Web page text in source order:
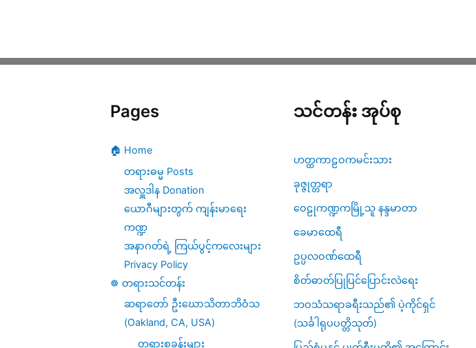
Pages
🏠 Home
တရားဓမ္မ Posts
အလှူဒါန Donation
ယောဂီများတွက် ကျန်းမာရေး
ကဏ္ဍ
အနာဂတ်ရဲ့ ကြယ်ပွင့်ကလေးများ
Privacy Policy
☸️ တရားသင်တန်း
ဆရာတော် ဦးဃောသိတာဘိဝံသ
(Oakland, CA, USA)
တရားစခန်းများ
သင်တန်း အုပ်စု
ဟတ္ထကာဠဝကမင်းသား
ခုဇ္ဇုတ္တရာ
ဝေဠုကဏ္ဍကမြို့သူ နန္ဒမာတာ
ခေမာထေရီ
ဥပ္ပလဝဏ်ထေရီ
စိတ်ဓာတ်ပြုပြင်ပြောင်းလဲရေး
ဘဝသံသရာခရီးသည်၏ ပဲ့ကိုင်ရှင်
(သင်္ခါရုပပတ္တိသုတ်)